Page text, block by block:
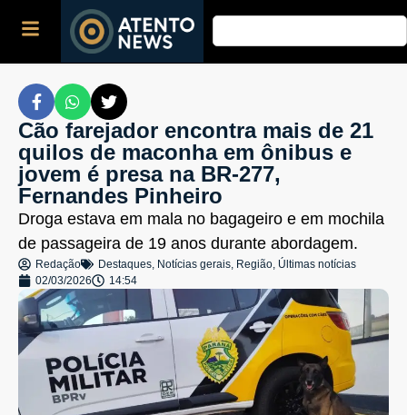
Cão farejador encontra mais de 21
quilos de maconha em ônibus e
jovem é presa na BR-277,
Fernandes Pinheiro
Droga estava em mala no bagageiro e em mochila
de passageira de 19 anos durante abordagem.
Redação Destaques, Notícias gerais, Região, Últimas notícias
02/03/2026
14:54